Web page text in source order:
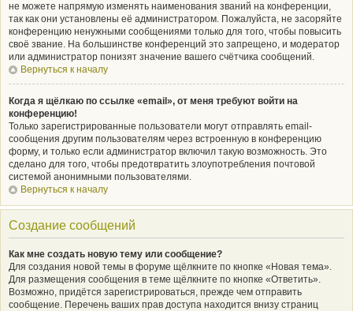
не можете напрямую изменять наименования званий на конференции,
так как они установлены её администратором. Пожалуйста, не засоряйте
конференцию ненужными сообщениями только для того, чтобы повысить
своё звание. На большинстве конференций это запрещено, и модератор
или администратор понизят значение вашего счётчика сообщений.
Вернуться к началу
Когда я щёлкаю по ссылке «email», от меня требуют войти на
конференцию!
Только зарегистрированные пользователи могут отправлять email-
сообщения другим пользователям через встроенную в конференцию
форму, и только если администратор включил такую возможность. Это
сделано для того, чтобы предотвратить злоупотребления почтовой
системой анонимными пользователями.
Вернуться к началу
Создание сообщений
Как мне создать новую тему или сообщение?
Для создания новой темы в форуме щёлкните по кнопке «Новая тема».
Для размещения сообщения в теме щёлкните по кнопке «Ответить».
Возможно, придётся зарегистрироваться, прежде чем отправить
сообщение. Перечень ваших прав доступа находится внизу страниц